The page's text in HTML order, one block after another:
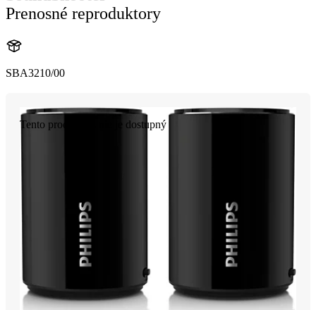
Prenosné reproduktory
SBA3210/00
Tento produkt už nie je dostupný